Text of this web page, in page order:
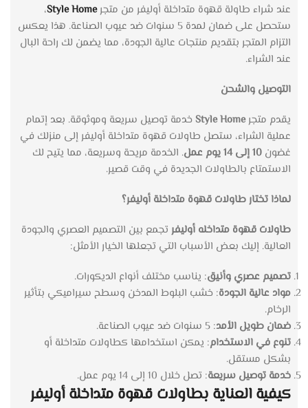
عند شراء طاولة قهوة متداخلة أوليفر من متجرStyle Home،
ستحصل على ضمان لمدة 5 سنوات ضد عيوب الصناعة. هذا يعكس
التزام المتجر بتقديم منتجات عالية الجودة، مما يضمن لك راحة البال
عند الشراء.
التوصيل والشحن
يقدم متجرStyle Homeخدمة توصيل سريعة وموثوقة. بعد إتمام
عملية الشراء، ستصل طاولات قهوة متداخلة أوليفر إلى منزلك في
غضون 10 إلى 14 يوم عمل
. الخدمة مريحة وسريعة، مما يتيح لك
الاستمتاع بالطاولات الجديدة في وقت قصير.
لماذا تختار طاولات قهوة متداخلة أوليفر؟
طاولات قهوة متداخله أوليفر تجمع بين التصميم العصري والجودة
العالية. إليك بعض الأسباب التي تجعلها الخيار الأمثل:
تصميم عصري وأنيق: يناسب مختلف أنواع الديكورات.
مواد عالية الجودة: خشب البلوط المدخن وسطح سيراميكي بتأثير
الرخام.
ضمان طويل الأمد: 5 سنوات ضد عيوب الصناعة.
تنوع في الاستخدام: يمكن استخدامها كطاولات متداخلة أو
بشكل مستقل.
خدمة توصيل سريعة: تصل خلال 10 إلى 14 يوم عمل.
كيفية العناية بطاولات قهوة متداخلة أوليفر